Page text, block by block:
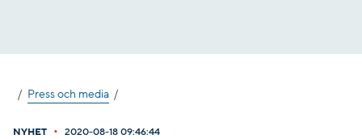
Press och media
NYHET • 2020-08-18 09:46:44